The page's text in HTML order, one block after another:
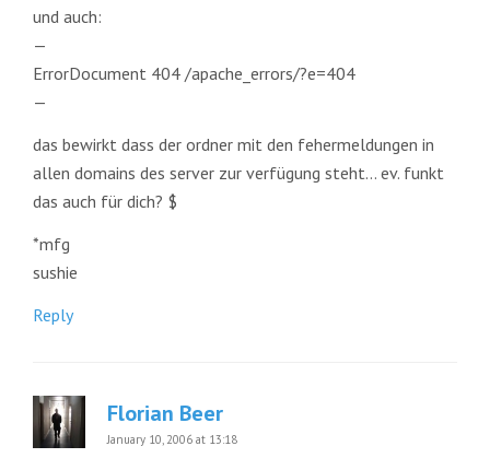
und auch:
—
ErrorDocument 404 /apache_errors/?e=404
—
das bewirkt dass der ordner mit den fehermeldungen in
allen domains des server zur verfügung steht… ev. funkt
das auch für dich? $
*mfg
sushie
Reply
Florian Beer
January 10, 2006 at 13:18